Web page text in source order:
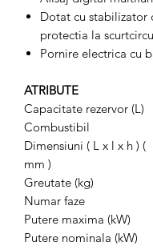
Dotat cu stabilizator
protectia la
Pornire electrica cu
ATRIBUTE
Capacitate rezervor (L)
Combustibil
Dimensiuni ( L x l x h ) (
mm )
Greutate (kg)
Numar faze
Putere maxima (kW)
Putere nominala (kW)